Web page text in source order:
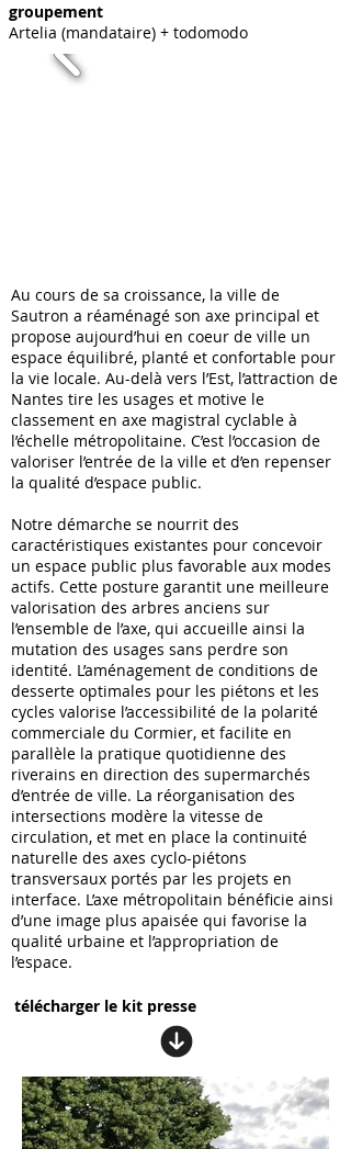
groupement
Artelia (mandataire) + todomodo
Au cours de sa croissance, la ville de
Sautron a réaménagé son axe principal et
propose aujourd’hui en coeur de ville un
espace équilibré, planté et confortable pour
la vie locale. Au-delà vers l’Est, l’attraction de
Nantes tire les usages et motive le
classement en axe magistral cyclable à
l’échelle métropolitaine. C’est l’occasion de
valoriser l’entrée de la ville et d’en repenser
la qualité d’espace public.
Notre démarche se nourrit des
caractéristiques existantes pour concevoir
un espace public plus favorable aux modes
actifs. Cette posture garantit une meilleure
valorisation des arbres anciens sur
l’ensemble de l’axe, qui accueille ainsi la
mutation des usages sans perdre son
identité. L’aménagement de conditions de
desserte optimales pour les piétons et les
cycles valorise l’accessibilité de la polarité
commerciale du Cormier, et facilite en
parallèle la pratique quotidienne des
riverains en direction des supermarchés
d’entrée de ville. La réorganisation des
intersections modère la vitesse de
circulation, et met en place la continuité
naturelle des axes cyclo-piétons
transversaux portés par les projets en
interface. L’axe métropolitain bénéficie ainsi
d’une image plus apaisée qui favorise la
qualité urbaine et l’appropriation de
l’espace.
télécharger le kit presse